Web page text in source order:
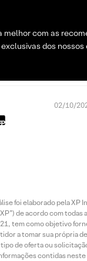
melhor com as
dos
02/10/
foi elaborado pela XP
de acordo com todas
tem como objetivo
a tomar sua própria
de oferta ou
contidas